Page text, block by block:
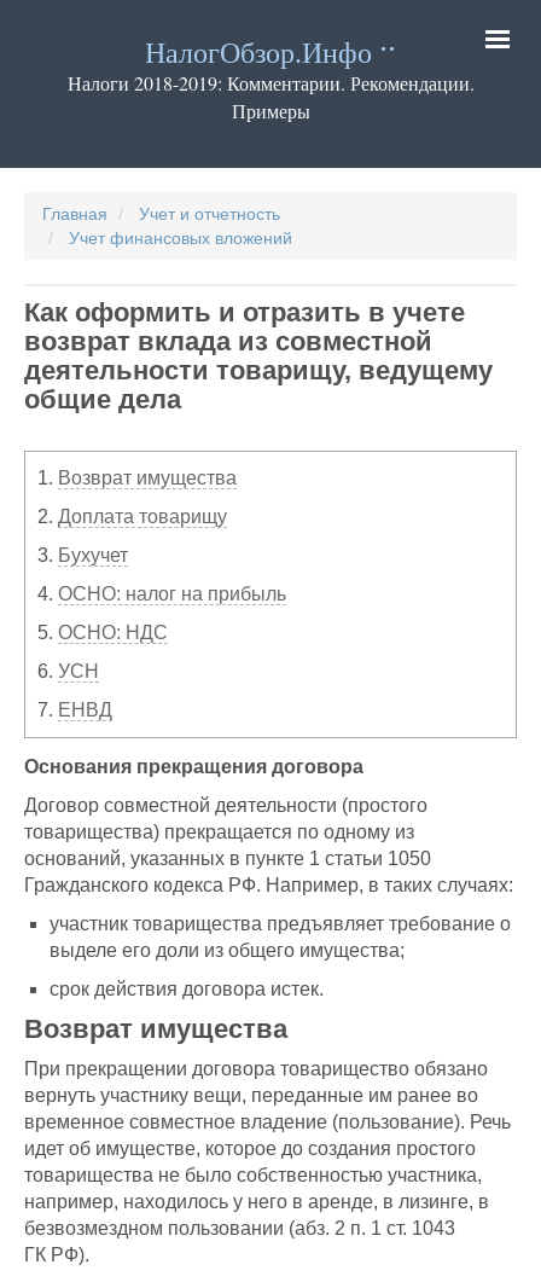
содержанию
НалогОбзор.Инфо
Налоги 2018-2019: Комментарии. Рекомендации.
Примеры
Главная
Учет и отчетность
Учет финансовых вложений
Как оформить и отразить в учете
возврат вклада из совместной
деятельности товарищу, ведущему
общие дела
1. Возврат имущества
2. Доплата товарищу
3. Бухучет
4. ОСНО: налог на прибыль
5. ОСНО: НДС
6. УСН
7. ЕНВД
Основания прекращения договора
Договор совместной деятельности (простого
товарищества) прекращается по одному из
оснований, указанных в пункте 1 статьи 1050
Гражданского кодекса РФ. Например, в таких случаях:
участник товарищества предъявляет требование о
выделе его доли из общего имущества;
срок действия договора истек.
Возврат имущества
При прекращении договора товарищество обязано
вернуть участнику вещи, переданные им ранее во
временное совместное владение (пользование). Речь
идет об имуществе, которое до создания простого
товарищества не было собственностью участника,
например, находилось у него в аренде, в лизинге, в
безвозмездном пользовании (абз. 2 п. 1 ст. 1043
ГК РФ).